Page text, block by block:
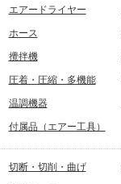
エアードライヤー
ホース
攪拌機
圧着・圧縮・多機能
温調機器
付属品（エアー工具）
切断・切削・曲げ